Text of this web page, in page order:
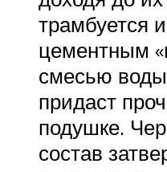
трамбуется
цементным
смесью
придаст
подушке.
состав